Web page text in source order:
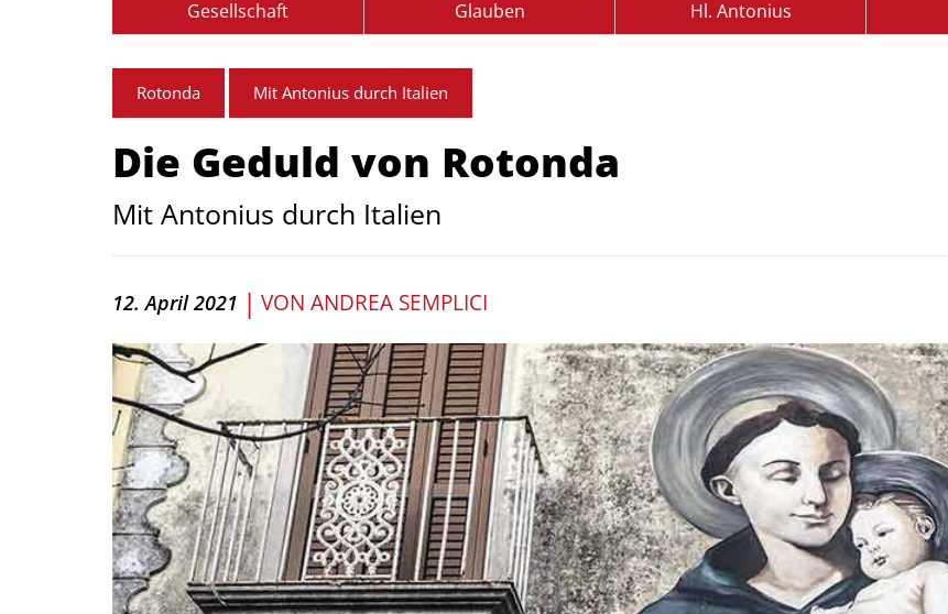
Gesellschaft Glauben Hl. Antonius
Rotonda Mit Antonius durch Italien
Die Geduld von Rotonda
Mit Antonius durch Italien
12. April 2021 | VON ANDREA SEMPLICI